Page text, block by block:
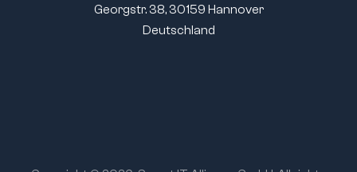
Georgstr. 38, 30159 Hannover
Deutschland